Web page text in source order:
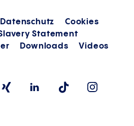
Datenschutz
Cookies
Statement
Downloads Videos